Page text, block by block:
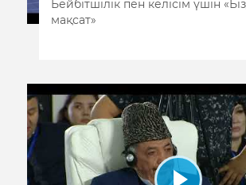
Бейбітшілік пен келісім үшін
мақсат»